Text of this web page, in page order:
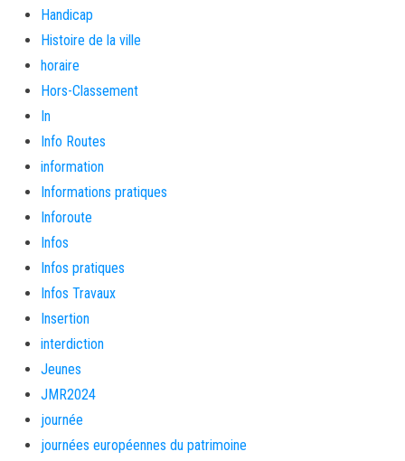
Handicap
Histoire de la ville
horaire
Hors-Classement
In
Info Routes
information
Informations pratiques
Inforoute
Infos
Infos pratiques
Infos Travaux
Insertion
interdiction
Jeunes
JMR2024
journée
journées européennes du patrimoine